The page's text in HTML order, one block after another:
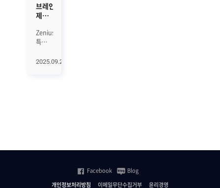
브레인즈컴퍼니,
제니우스
에
특화된
Agent
Zenius에
특화된
Agent
특화된
Agent
2025.09.29
개인정보처리방침 이메일무단수집거부 윤리경영
Facebook Blog